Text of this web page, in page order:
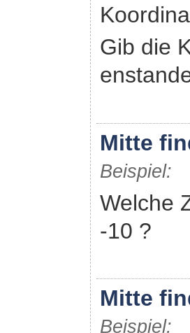
Gib die
Mitte
Beispiel:
Welche
-10 ?
Mitte
Beispiel: